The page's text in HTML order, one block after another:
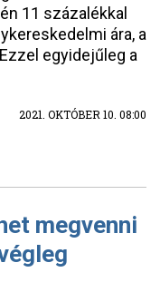
11 százalékkal
ára, a
egyidejűleg a
2021. OKTÓBER 10. 08:00
megvenni